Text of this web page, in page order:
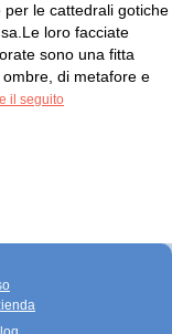
per le cattedrali gotiche
loro facciate
sono una fitta
di metafore e
il seguito